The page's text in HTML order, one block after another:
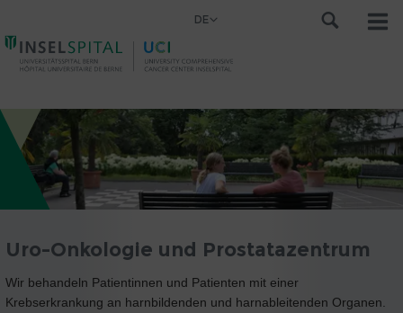
DE
Uro-Onkologie und Prostatazentrum
Wir behandeln Patientinnen und Patienten mit einer
Krebserkrankung an harnbildenden und harnableitenden Organen.